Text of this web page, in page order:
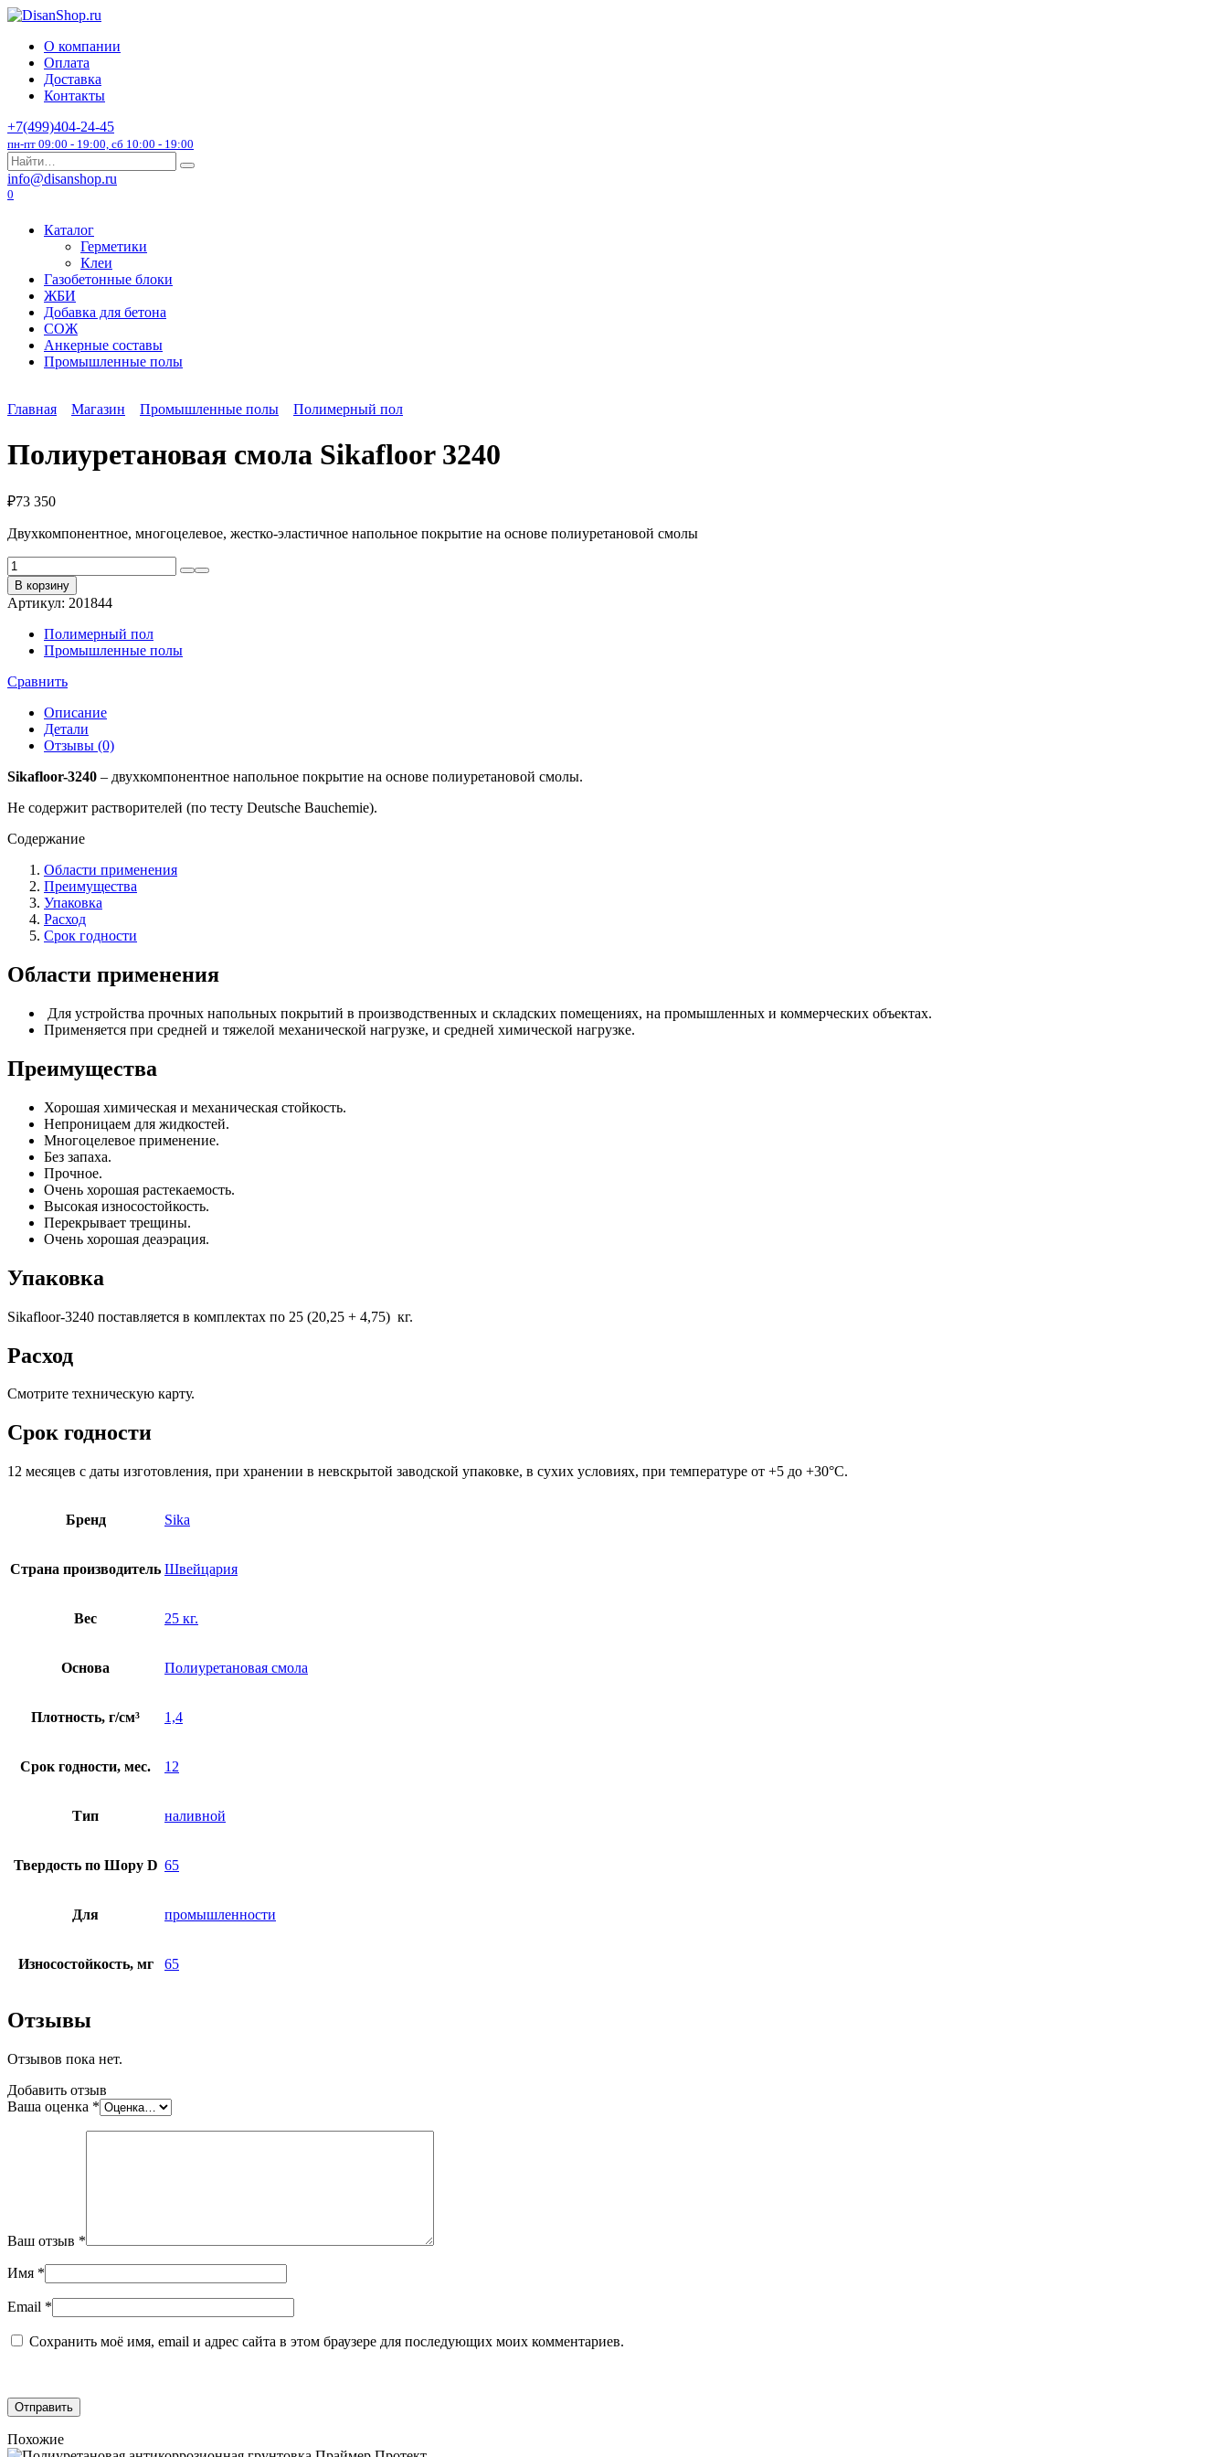
Перейти
содержанию
О компании
Оплата
Доставка
Контакты
+7(499)404-24-45
пн-пт 09:00 - 19:00, сб 10:00 - 19:00
Search
for:
info@disanshop.ru
0
Каталог
Герметики
Клеи
Газобетонные блоки
ЖБИ
Добавка для бетона
СОЖ
Анкерные составы
Промышленные полы
Главная Магазин Промышленные полы Полимерный пол
Полиуретановая смола Sikafloor 3240
₽73 350
Двухкомпонентное, многоцелевое, жестко-эластичное напольное покрытие на основе полиуретановой смолы
Количество
товара
Полиуретановая
смола
Sikafloor
3240
В корзину
Артикул: 201844
Полимерный пол
Промышленные полы
Сравнить
Описание
Детали
Отзывы (0)
Sikafloor-3240 – двухкомпонентное напольное покрытие на основе полиуретановой смолы.
Не содержит растворителей (по тесту Deutsche Bauchemie).
Содержание
Области применения
Преимущества
Упаковка
Расход
Срок годности
Области применения
Для устройства прочных напольных покрытий в производственных и складских помещениях, на промышленных и коммерческих объектах.
Применяется при средней и тяжелой механической нагрузке, и средней химической нагрузке.
Преимущества
Хорошая химическая и механическая стойкость.
Непроницаем для жидкостей.
Многоцелевое применение.
Без запаха.
Прочное.
Очень хорошая растекаемость.
Высокая износостойкость.
Перекрывает трещины.
Очень хорошая деаэрация.
Упаковка
Sikafloor-3240 поставляется в комплектах по 25 (20,25 + 4,75) кг.
Расход
Смотрите техническую карту.
Срок годности
12 месяцев с даты изготовления, при хранении в невскрытой заводской упаковке, в сухих условиях, при температуре от +5 до +30°C.
Бренд Sika
Страна производитель Швейцария
Вес 25 кг.
Основа Полиуретановая смола
Плотность, г/см³ 1,4
Срок годности, мес. 12
Тип наливной
Твердость по Шору D 65
Для промышленности
Износостойкость, мг 65
Отзывы
Отзывов пока нет.
Добавить отзыв
Ваша оценка *
Ваш отзыв *
Имя *
Email *
Сохранить моё имя, email и адрес сайта в этом браузере для последующих моих комментариев.
Похожие